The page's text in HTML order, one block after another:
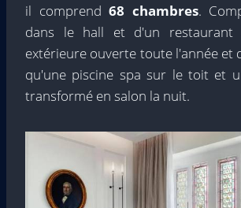
il comprend 68 chambres.
dans le hall et d'un restaurant
extérieure ouverte toute l'année et
qu'une piscine spa sur le toit et
transformé en salon la nuit.